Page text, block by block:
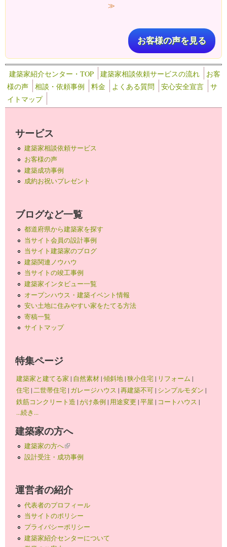
≫
お客様の声を見る
建築家紹介センター・TOP 建築家相談依頼サービスの流れ
お客
様の声
相談・依頼事例 料金 よくある質問 安心安全宣言
サ
イトマップ
サービス
建築家相談依頼サービス
お客様の声
建築成功事例
成約お祝いプレゼント
ブログなど一覧
都道府県から建築家を探す
当サイト会員の設計事例
当サイト建築家のブログ
建築関連ノウハウ
当サイトの竣工事例
建築家インタビュー一覧
オープンハウス・建築イベント情報
安い土地に住みやすい家をたてる方法
寄稿一覧
サイトマップ
特集ページ
建築家と建てる家 | 自然素材|傾斜地|狭小住宅| リフォーム |
住宅|二世帯住宅| ガレージハウス |再建築不可| シンプルモダン |
鉄筋コンクリート造 |がけ条例 | 用途変更 |平屋 | コートハウス |
...続き...
建築家の方へ
建築家の方へ(link is external)
設計受注・成功事例
運営者の紹介
代表者のプロフィール
当サイトのポリシー
プライバシーポリシー
建築家紹介センターについて